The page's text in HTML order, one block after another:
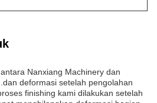
Nanxiang Machinery dan
deformasi setelah pengolahan
finishing kami dilakukan setelah